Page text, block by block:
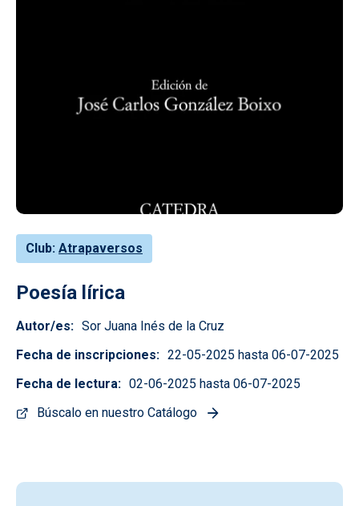
Club Atrapaversos
Poesía lírica
Autor/es
Sor Juana Inés de la Cruz
Fecha de inscripciones
22-05-2025 hasta 06-07-2025
Fecha de lectura
02-06-2025 hasta 06-07-2025
Búscalo en nuestro Catálogo